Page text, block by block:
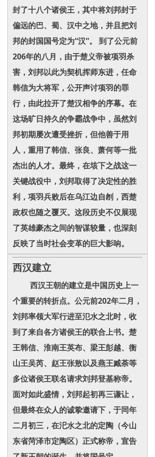
封了十八个诸侯王，其中将刘邦封于
偏远的巴、蜀、汉中之地，并且把刘
邦的封国国号定为“汉”。 到了公元前
206年的八月，由于楚义帝被项羽杀
害，刘邦以此为契机挥师东进，任命
韩信为大将军，公开声讨项羽的罪
行，由此拉开了楚汉相争的序幕。在
这场旷日持久的争霸战争中，虽然刘
邦初期屡次遭受挫折，但他善于用
人，重用了韩信、张良、萧何等一批
杰出的人才。最终，在垓下之战这一
关键战役中，刘邦取得了决定性的胜
利，项羽兵败后在乌江边自刎，西楚
政权也随之覆灭。这段历史不仅展现
了英雄豪杰之间的智谋较量，也深刻
反映了当时社会变革的巨大影响。
西汉建立
西汉王朝的建立是中国历史上一
个重要的转折点。公元前202年二月，
刘邦率领大军行进至氾水之北时，收
到了来自各方诸侯王的联合上书。楚
王韩信、淮南王英布、梁王彭越、衡
山王吴芮、赵王张敖以及燕王臧荼等
多位诸侯王联名请求刘邦登基称帝。
面对如此盛情，刘邦起初再三谦让，
但最终在众人的诚挚邀请下，于同年
二月初三，在汜水之北的定陶（今山
东省菏泽市定陶区）正式称帝，宣告